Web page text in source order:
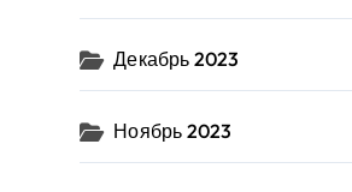
Декабрь 2023
Ноябрь 2023